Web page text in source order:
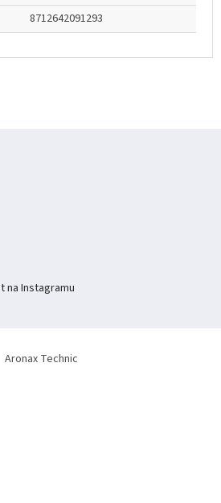
8712642091293
na Instagramu
Aronax Technic